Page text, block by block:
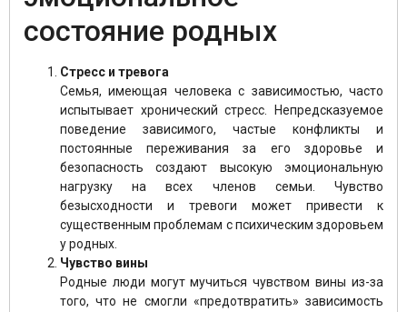
состояние родных
Стресс и тревога
Семья, имеющая человека с зависимостью, часто
испытывает хронический стресс. Непредсказуемое
поведение зависимого, частые конфликты и
постоянные переживания за его здоровье и
безопасность создают высокую эмоциональную
нагрузку на всех членов семьи. Чувство
безысходности и тревоги может привести к
существенным проблемам с психическим здоровьем
у родных.
Чувство вины
Родные люди могут мучиться чувством вины из-за
того, что не смогли «предотвратить» зависимость